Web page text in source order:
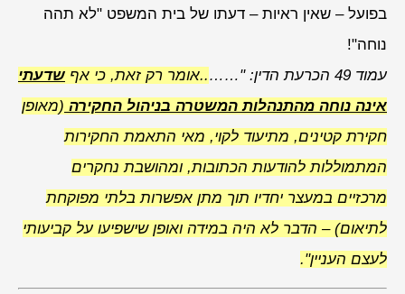
בפועל – שאין ראיות – דעתו של בית המשפט "לא תהה
נוחה"!
עמוד 49 הכרעת הדין: "……
..אומר רק זאת, כי אף שדעתי
אינה נוחה מהתנהלות המשטרה בניהול החקירה (מאופן
חקירת קטינים, מתיעוד לקוי, מאי התאמת החקירות
המתמוללות להודעות הכתובות, ומהושבת נחקרים
מרכזיים במעצר יחדיו תוך מתן אפשרות בלתי מפוקחת
לתיאום) – הדבר לא היה במידה ואופן שישפיעו על קביעותי
לעצם העניין".